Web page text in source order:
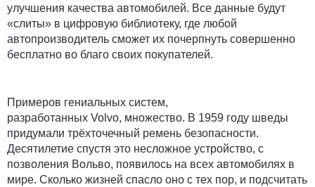
улучшения качества автомобилей. Все данные будут
«слиты» в цифровую библиотеку, где любой
автопроизводитель сможет их почерпнуть совершенно
бесплатно во благо своих покупателей.
Примеров гениальных систем,
разработанных Volvo, множество. В 1959 году шведы
придумали трёхточечный ремень безопасности.
Десятилетие спустя это несложное устройство, с
позволения Вольво, появилось на всех автомобилях в
мире. Сколько жизней спасло оно с тех пор, и подсчитать